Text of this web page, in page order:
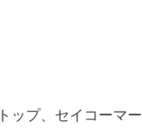
ップ、セイコーマ